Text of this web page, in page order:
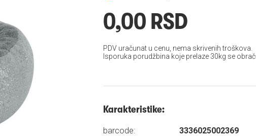
0,00 RSD
PDV uračunat u cenu, nema skrivenih troškova.
Isporuka porudžbina koje prelaze 30kg se
Karakteristike:
barcode:
3336025002369